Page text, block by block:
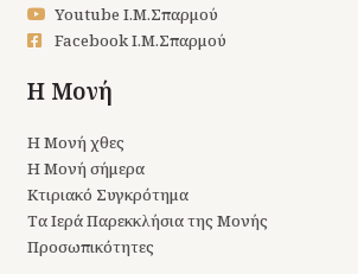
Youtube Ι.Μ.Σπαρμού
Facebook Ι.Μ.Σπαρμού
Η Μονή
Η Μονή χθες
Η Μονή σήμερα
Κτιριακό Συγκρότημα
Τα Ιερά Παρεκκλήσια της Μονής
Προσωπικότητες